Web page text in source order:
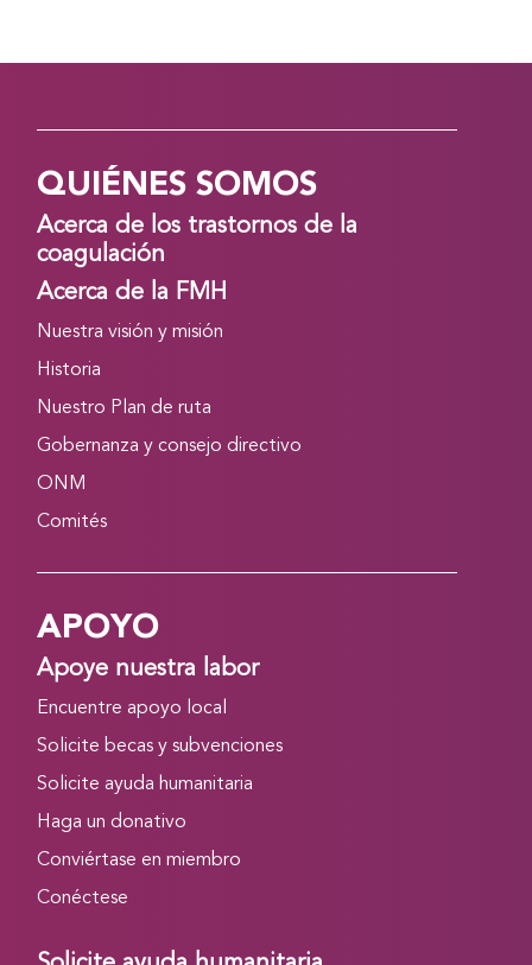
QUIÉNES SOMOS
Acerca de los trastornos de la
coagulación
Acerca de la FMH
Nuestra visión y misión
Historia
Nuestro Plan de ruta
Gobernanza y consejo directivo
ONM
Comités
APOYO
Apoye nuestra labor
Encuentre apoyo local
Solicite becas y subvenciones
Solicite ayuda humanitaria
Haga un donativo
Conviértase en miembro
Conéctese